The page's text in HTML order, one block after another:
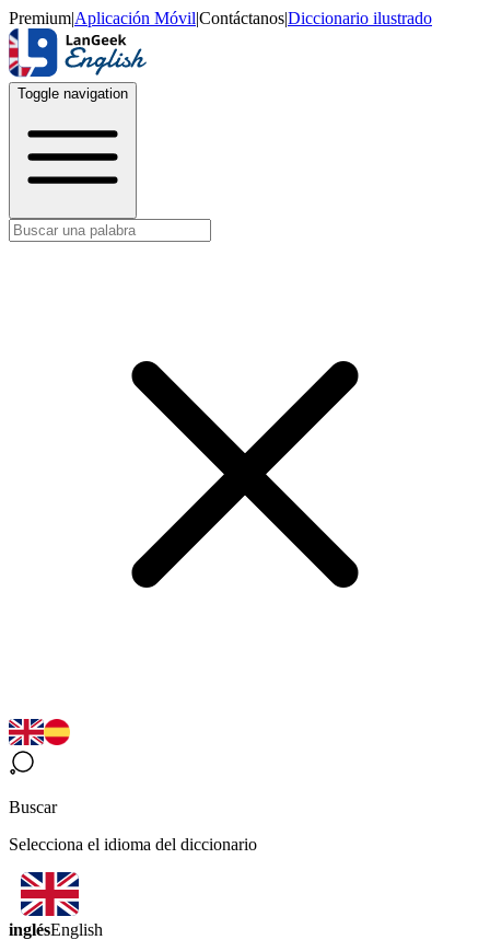
Premium|Aplicación Móvil|Contáctanos|Diccionario ilustrado
Toggle navigation
Buscar
Selecciona el idioma del diccionario
inglésEnglish